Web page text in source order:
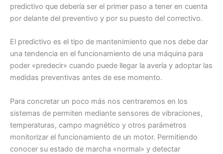
predictivo que debería ser el primer paso a tener en cuenta
por delante del preventivo y por su puesto del correctivo.
El predictivo es el tipo de mantenimiento que nos debe dar
una tendencia en el funcionamiento de una máquina para
poder «predecir» cuando puede llegar la avería y adoptar las
medidas preventivas antes de ese momento.
Para concretar un poco más nos centraremos en los
sistemas de permiten mediante sensores de vibraciones,
temperaturas, campo magnético y otros parámetros
monitorizar el funcionamiento de un motor. Permitiendo
conocer su estado de marcha «normal» y detectar